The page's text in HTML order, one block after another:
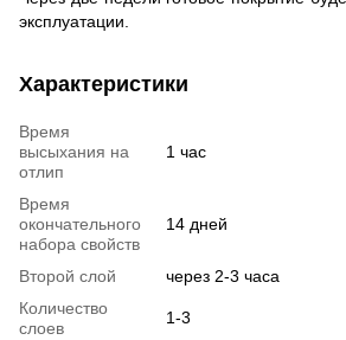
эксплуатации.
Характеристики
Время
высыхания на
отлип
1 час
Время
окончательного
набора свойств
14 дней
Второй слой
через 2-3 часа
Количество
слоев
1-3